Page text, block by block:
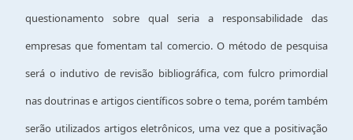
questionamento sobre qual seria a responsabilidade das
empresas que fomentam tal comercio. O método de pesquisa
será o indutivo de revisão bibliográfica, com fulcro primordial
nas doutrinas e artigos científicos sobre o tema, porém também
serão utilizados artigos eletrônicos, uma vez que a positivação